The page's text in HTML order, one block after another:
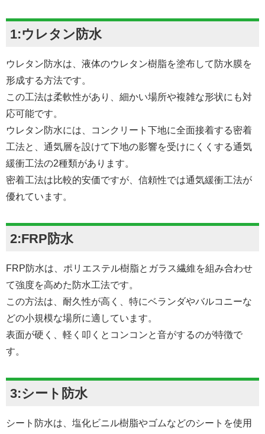
1:ウレタン防水
ウレタン防水は、液体のウレタン樹脂を塗布して防水膜を
形成する方法です。
この工法は柔軟性があり、細かい場所や複雑な形状にも対
応可能です。
ウレタン防水には、コンクリート下地に全面接着する密着
工法と、通気層を設けて下地の影響を受けにくくする通気
緩衝工法の2種類があります。
密着工法は比較的安価ですが、信頼性では通気緩衝工法が
優れています。
2:FRP防水
FRP防水は、ポリエステル樹脂とガラス繊維を組み合わせ
て強度を高めた防水工法です。
この方法は、耐久性が高く、特にベランダやバルコニーな
どの小規模な場所に適しています。
表面が硬く、軽く叩くとコンコンと音がするのが特徴で
す。
3:シート防水
シート防水は、塩化ビニル樹脂やゴムなどのシートを使用